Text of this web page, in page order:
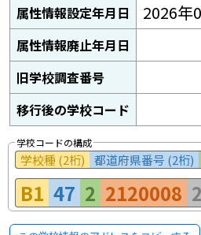
属性情報設定年月日 2026年
属性情報廃止年月日
旧学校調査番号
移行後の学校コード
学校コードの構成
学校種 (2桁) 都道府県番号 (2桁)
B1 47 2 2120008 2